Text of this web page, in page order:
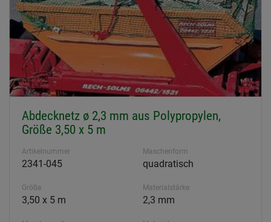
Abdecknetz ø 2,3 mm aus Polypropylen,
Größe 3,50 x 5 m
Artikelnummer
2341-045
Maschenform
quadratisch
Größe
3,50 x 5 m
Materialstärke
2,3 mm